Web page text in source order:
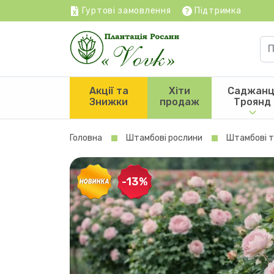
Гуртові замовлення Підтримка
Акції та
Знижки
Хіти
продаж
Троянд
Головна Штамбові рослини Штамбові
-13%